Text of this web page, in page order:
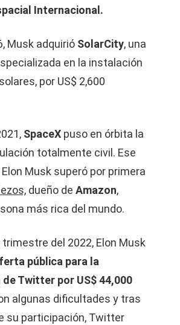
Internacional.
Musk adquirió SolarCity, una
en la instalación
por US$ 2,600
SpaceX puso en órbita la
totalmente civil. Ese
Musk superó por primera
dueño de Amazon,
más rica del mundo.
trimestre del 2022, Elon Musk
pública para la
Twitter por US$ 44,000
algunas dificultades y tras
su participación, Twitter